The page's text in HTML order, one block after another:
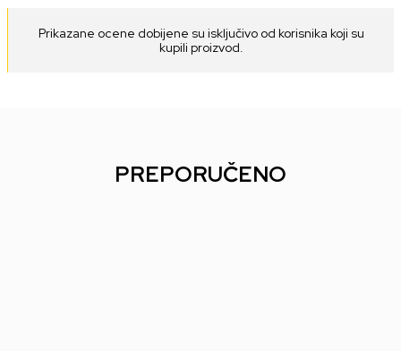
Prikazane ocene dobijene su isključivo od korisnika koji su
kupili proizvod.
PREPORUČENO